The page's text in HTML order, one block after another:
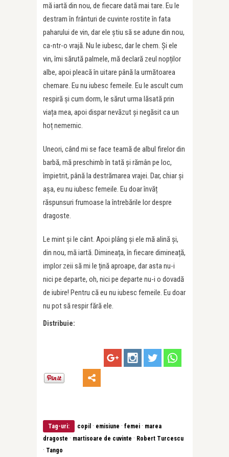
mă iartă din nou, de fiecare dată mai tare. Eu le
destram în frânturi de cuvinte rostite în fata
paharului de vin, dar ele știu să se adune din nou,
ca-ntr-o vrajă. Nu le iubesc, dar le chem. Și ele
vin, îmi sărută palmele, mă declară zeul nopților
albe, apoi pleacă în uitare până la următoarea
chemare. Eu nu iubesc femeile. Eu le ascult cum
respiră și cum dorm, le sărut urma lăsată prin
viața mea, apoi dispar nevăzut și negăsit ca un
hoț nemernic.
Uneori, când mi se face teamă de albul firelor din
barbă, mă preschimb în tată și rămân pe loc,
împietrit, până la destrămarea vrajei. Dar, chiar și
așa, eu nu iubesc femeile. Eu doar învăț
răspunsuri frumoase la întrebările lor despre
dragoste.
Le mint și le cânt. Apoi plâng și ele mă alină și,
din nou, mă iartă. Dimineața, în fiecare dimineață,
implor zeii să mi le țină aproape, dar asta nu-i
nici pe departe, oh, nici pe departe nu-i o dovadă
de iubire! Pentru că eu nu iubesc femeile. Eu doar
nu pot să respir fără ele.
Distribuie:
Tag-uri: copil · emisiune · femei · marea
dragoste · martisoare de cuvinte · Robert Turcescu
· Tango